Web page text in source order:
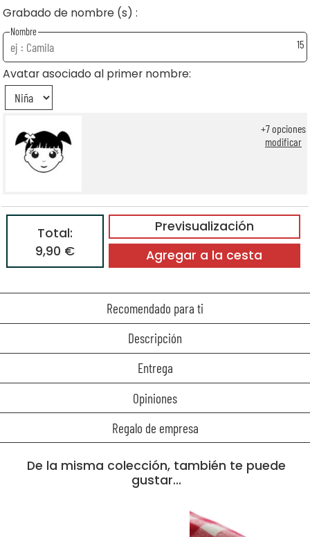
Grabado de nombre (s) :
Nombre
15
Avatar asociado al primer nombre:
+7opciones
modificar
Previsualización
Total:
9,90 €
Agregar a la cesta
Recomendado para ti
Descripción
Entrega
Opiniones
Regalo de empresa
De la misma colección, también te puede
gustar...